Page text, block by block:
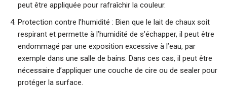
peut être appliquée pour rafraîchir la couleur.
Protection contre l’humidité : Bien que le lait de chaux soit
respirant et permette à l’humidité de s’échapper, il peut être
endommagé par une exposition excessive à l’eau, par
exemple dans une salle de bains. Dans ces cas, il peut être
nécessaire d’appliquer une couche de cire ou de sealer pour
protéger la surface.